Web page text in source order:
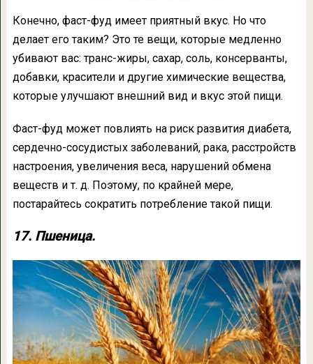
Конечно, фаст-фуд имеет приятный вкус. Но что
делает его таким? Это те вещи, которые медленно
убивают вас: транс-жиры, сахар, соль, консерванты,
добавки, красители и другие химические вещества,
которые улучшают внешний вид и вкус этой пищи.
Фаст-фуд может повлиять на риск развития диабета,
сердечно-сосудистых заболеваний, рака, расстройств
настроения, увеличения веса, нарушений обмена
веществ и т. д. Поэтому, по крайней мере,
постарайтесь сократить потребление такой пищи.
17. Пшеница.